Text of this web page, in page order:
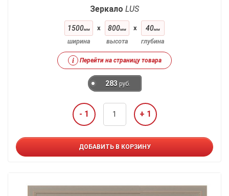
Зеркало LUS
1500мм
ширина
x 800мм
высота
x 40мм
глубина
i Перейти на страницу товара
283 руб.
- 1 + 1
ДОБАВИТЬ В КОРЗИНУ